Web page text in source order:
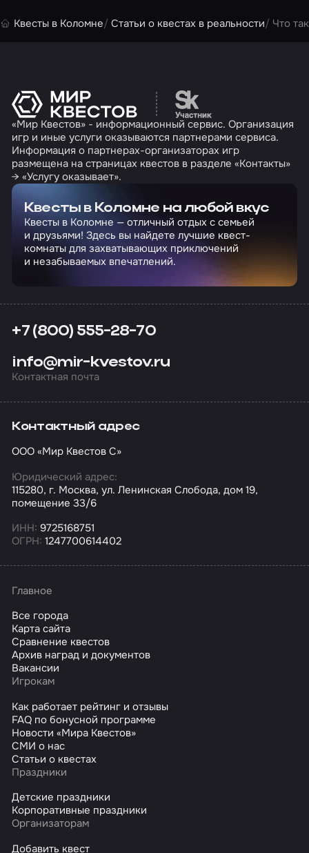
Квесты в Коломне Статьи о квестах в реальности Что
Перейти на сайт
«Мир Квестов» - информационный сервис. Организация
игр и иные услуги оказываются партнерами сервиса.
Информация о партнерах-организаторах игр
размещена на страницах квестов в разделе «Контакты»
→ «Услугу оказывает».
Квесты в Коломне на любой вкус
Квесты в Коломне — отличный отдых с семьей
и друзьями! Здесь вы найдете лучшие квест-
комнаты для захватывающих приключений
и незабываемых впечатлений.
+7 (800) 555-28-70
info@mir-kvestov.ru
Контактная почта
Контактный адрес
ООО «Мир Квестов С»
Юридический адрес:
115280, г. Москва, ул. Ленинская Слобода, дом 19,
помещение 33/6
ИНН: 9725168751
ОГРН: 1247700614402
Главное
Все города
Карта сайта
Сравнение квестов
Архив наград и документов
Вакансии
Игрокам
Как работает рейтинг и отзывы
FAQ по бонусной программе
Новости «Мира Квестов»
СМИ о нас
Статьи о квестах
Праздники
Детские праздники
Корпоративные праздники
Организаторам
Добавить квест